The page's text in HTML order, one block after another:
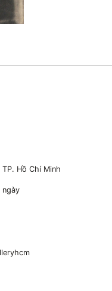
Hồ Chí Minh
ngày